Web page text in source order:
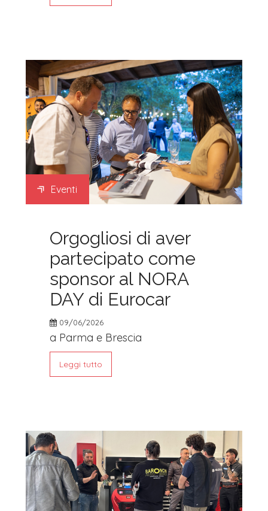
Eventi
Orgogliosi di aver
partecipato come
sponsor al NORA
DAY di Eurocar
09/06/2026
a Parma e Brescia
Leggi tutto